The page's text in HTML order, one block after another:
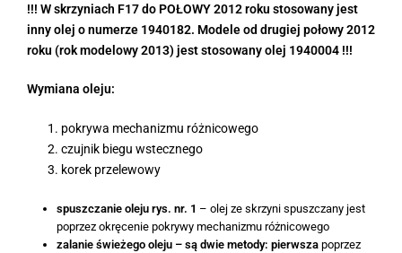
!!! W skrzyniach F17 do POŁOWY 2012 roku stosowany jest
inny olej o numerze 1940182. Modele od drugiej połowy 2012
roku (rok modelowy 2013) jest stosowany olej 1940004 !!!
Wymiana oleju:
pokrywa mechanizmu różnicowego
czujnik biegu wstecznego
korek przelewowy
spuszczanie oleju rys. nr. 1 – olej ze skrzyni spuszczany jest
poprzez okręcenie pokrywy mechanizmu różnicowego
zalanie świeżego oleju – są dwie metody:pierwsza poprzez